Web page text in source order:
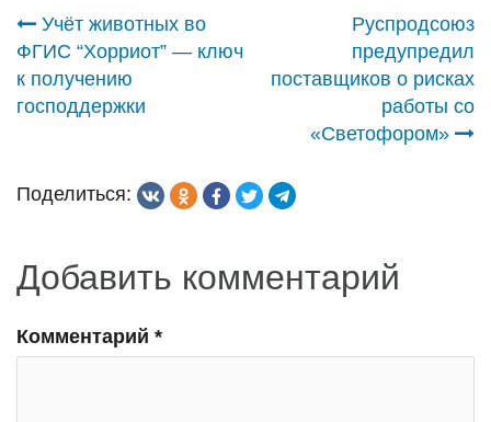
Навигация
по
Учёт животных во
ФГИС “Хорриот” — ключ
к получению
господдержки
Руспродсоюз
предупредил
поставщиков о рисках
работы со
«Светофором»
Поделиться:
Добавить комментарий
Комментарий *